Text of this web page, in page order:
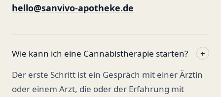
hello@sanvivo-apotheke.de
Wie kann ich eine Cannabistherapie starten?
+
Der erste Schritt ist ein Gespräch mit einer Ärztin
oder einem Arzt, die oder der Erfahrung mit